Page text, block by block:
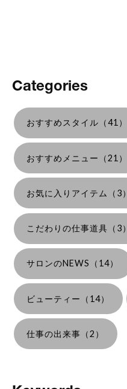
Categories
おすすめスタイル（41）
おすすめメニュー（21）
お気に入りアイテム（3）
こだわりの仕事道具（3）
サロンのNEWS（14）
ビューティー（14）
仕事の出来事（2）